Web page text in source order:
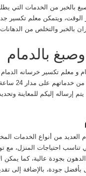
بالخبر من الخدمات التي
الوقت، ويتمكن معلم تكسير
بالخبر والتخلص من
بالدمام
و معلم تكسير خرسانه الدمام
على مدار 24 ساعة، وبمجرد
إرساله إليكم للمعاينة
العديد من أنواع الخدمات
تناسب احتياجات المنزل، مع
بجودة عالية، كما يمكن
بأفضل جودة، بالإضافة إلى